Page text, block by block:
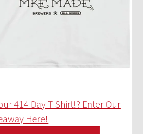
414 Day T-Shirt!? Enter Our
Here!